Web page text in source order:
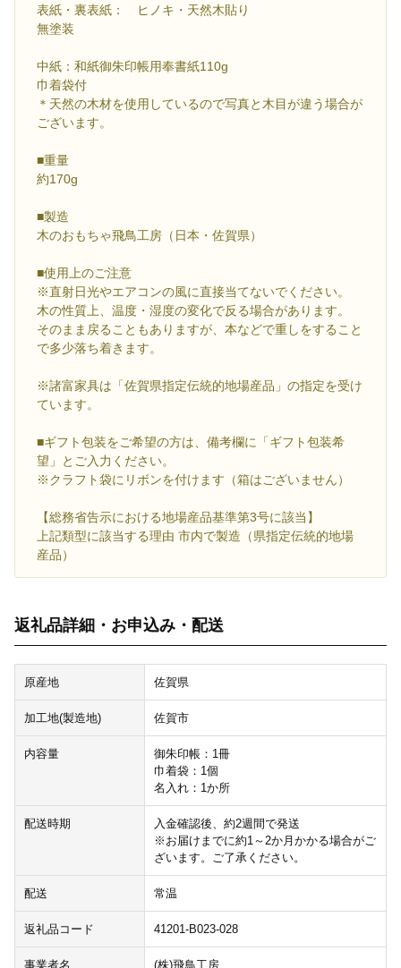
表紙・裏表紙： ヒノキ・天然木貼り
無塗装
中紙：和紙御朱印帳用奉書紙110g
巾着袋付
＊天然の木材を使用しているので写真と木目が違う場合が
ございます。
■重量
約170g
■製造
木のおもちゃ飛鳥工房（日本・佐賀県）
■使用上のご注意
※直射日光やエアコンの風に直接当てないでください。
木の性質上、温度・湿度の変化で反る場合があります。
そのまま戻ることもありますが、本などで重しをすること
で多少落ち着きます。
※諸富家具は「佐賀県指定伝統的地場産品」の指定を受け
ています。
■ギフト包装をご希望の方は、備考欄に「ギフト包装希
望」とご入力ください。
※クラフト袋にリボンを付けます（箱はございません）
【総務省告示における地場産品基準第3号に該当】
上記類型に該当する理由 市内で製造（県指定伝統的地場
産品）
返礼品詳細・お申込み・配送
原産地 佐賀県
加工地(製造地) 佐賀市
内容量
御朱印帳：1冊
巾着袋：1個
名入れ：1か所
配送時期
入金確認後、約2週間で発送
※お届けまでに約1～2か月かかる場合がご
ざいます。ご了承ください。
配送 常温
返礼品コード 41201-B023-028
事業者名 (株)飛鳥工房